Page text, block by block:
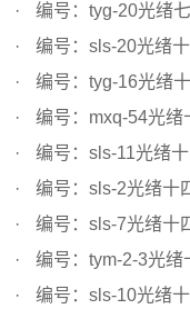
编号：tyg-20光绪
编号：sls-20光绪
编号：tyg-16光绪
编号：mxq-54光绪
编号：sls-11光绪
编号：sls-2光绪十
编号：sls-7光绪十
编号：tym-2-3光
编号：sls-10光绪